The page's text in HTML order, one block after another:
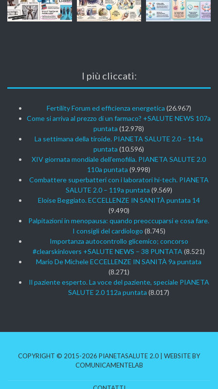
I più cliccati:
Fertility Forum ed efficienza energetica (26.967)
Come si arriva al prezzo di un farmaco? +SALUTE NEWS 107a
puntata (12.978)
La settimana della tiroide. PIANETA SALUTE 2.0 – 114a
puntata (10.596)
XIV giornata mondiale dell’emofilia. PIANETA SALUTE 2.0
110a puntata (9.998)
Combattere superbatteri con i laboratori hi-tech. PIANETA
SALUTE 2.0 – 119a puntata (9.569)
Eloise Beggiato. ECCELLENZE IN SANITÀ puntata 14
(9.490)
Palpitazioni in menopausa: quando preoccuparsi e cosa fare.
I consigli del cardiologo (8.745)
Importanza autocontrollo glicemico; concorso
#clearskinlovers +SALUTE NEWS – 38 PUNTATA(8.521)
Mario De Michele ECCELLENZE IN SANITÀ 9a puntata
(8.271)
Il paziente esperto. La voce del paziente, speciale PIANETA
SALUTE 2.0 112a puntata (8.017)
COPYRIGHT © 2015-2026 PIANETASALUTE 2.0 | WEBSITE BY
COMUNICAMENTELAB